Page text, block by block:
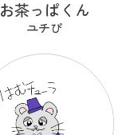
お茶っぱくん
ユチぴ